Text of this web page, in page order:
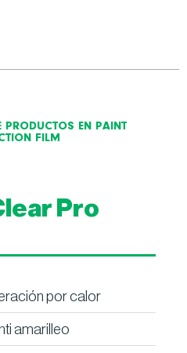
PRODUCTOS EN PAINT
FILM
Pro
por calor
amarilleo